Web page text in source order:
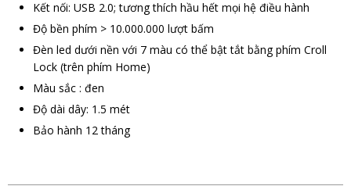
Kết nối: USB 2.0; tương thích hầu hết mọi hệ điều hành
Độ bền phím > 10.000.000 lượt bấm
Đèn led dưới nền với 7 màu có thể bật tắt bằng phím Croll
Lock (trên phím Home)
Màu sắc : đen
Độ dài dây: 1.5 mét
Bảo hành 12 tháng